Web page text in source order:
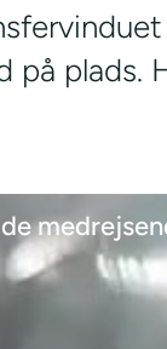
på plads.